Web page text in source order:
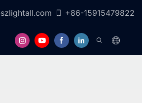
+86-15915479822
I WSPARCIE